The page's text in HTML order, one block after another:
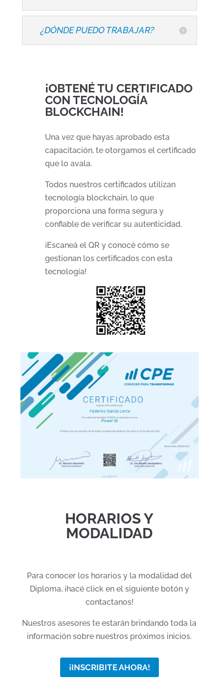
¿DÓNDE PUEDO TRABAJAR?
¡OBTENÉ TU CERTIFICADO
CON TECNOLOGÍA
BLOCKCHAIN!
Una vez que hayas aprobado esta
capacitación, te otorgamos el certificado
que lo avala.
Todos nuestros certificados utilizan
tecnología blockchain, lo que
proporciona una forma segura y
confiable de verificar su autenticidad.
¡Escaneá el QR y conocé cómo se
gestionan los certificados con esta
tecnología!
HORARIOS Y
MODALIDAD
Para conocer los horarios y la modalidad del
Diploma, ¡hacé click en el siguiente botón y
contactanos!
Nuestros asesores te estarán brindando toda la
información sobre nuestros próximos inicios.
¡INSCRIBITE AHORA!